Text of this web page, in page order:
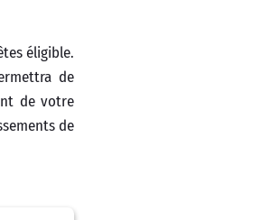
éligible.
de
de votre
de